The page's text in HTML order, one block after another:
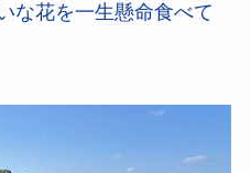
な花を一生懸命食べて